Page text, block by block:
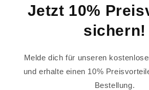
Jetzt 10%
sichern!
Melde dich für unseren
und erhalte einen 10%
Bestellung.